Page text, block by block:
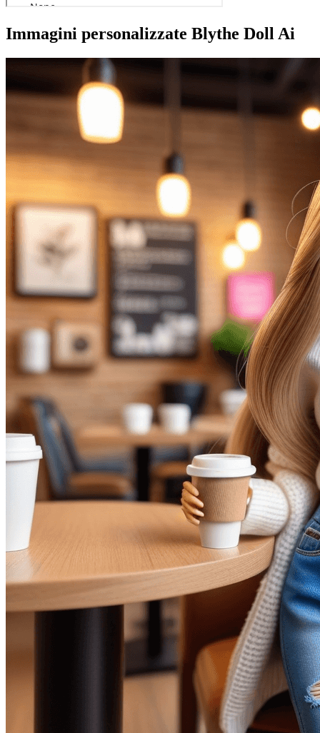
Immagini personalizzate Blythe Doll Ai